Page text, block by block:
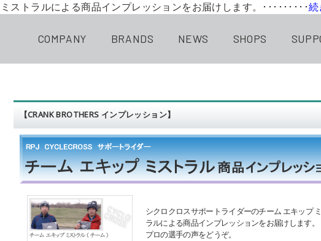
ストラルによる商品インプレッションをお届けします。･････････
COMPANY BRANDS NEWS SHOPS
【CRANK BROTHERS インプレッション】
シクロクロスサポートライダーのチーム エキップ
ラルによる商品インプレッションをお届けします。
プロの選手の声をどうぞ。